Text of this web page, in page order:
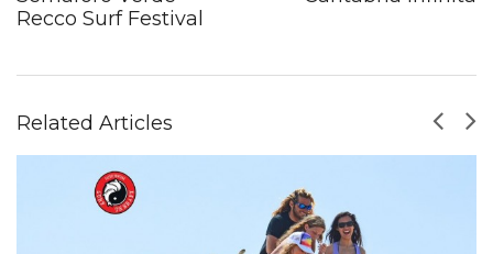
Recco Surf Festival
Related Articles